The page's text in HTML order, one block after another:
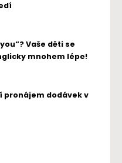
Vaše děti se
mnohem lépe!
pronájem dodávek v